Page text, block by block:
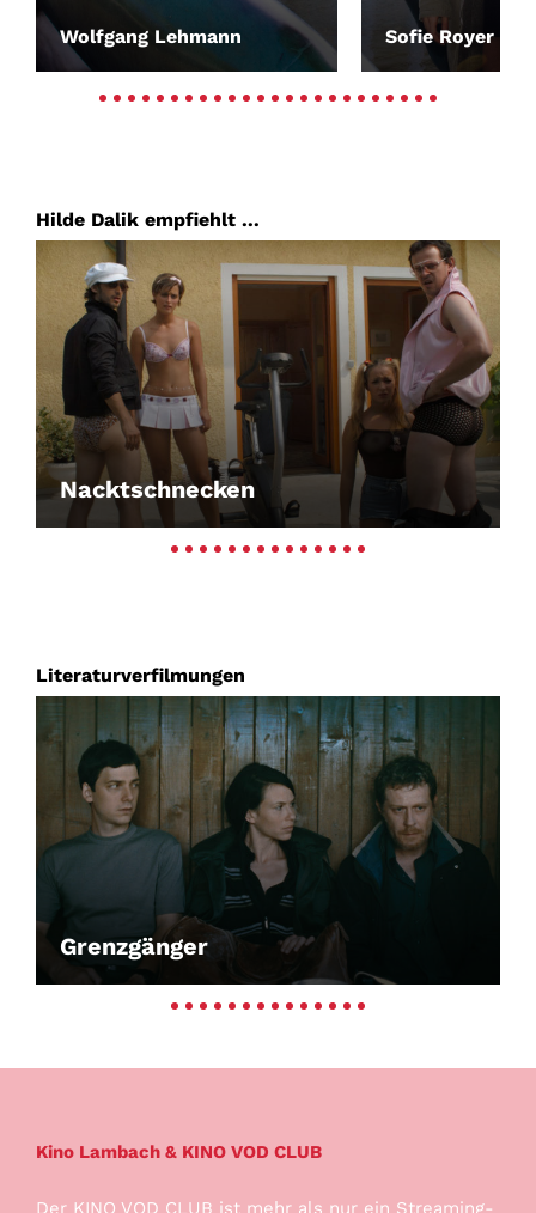
Wolfgang Lehmann Sofie Royer
Hilde Dalik empfiehlt ...
Nacktschnecken
Literaturverfilmungen
Grenzgänger
Kino Lambach & KINO VOD CLUB
Der KINO VOD CLUB ist mehr als nur ein Streaming-